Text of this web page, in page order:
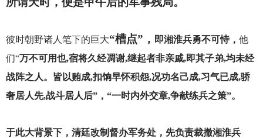
彼时朝野诸人笔下的巨大“槽点”， 即湘淮兵勇不可恃， 他
们“万不可用也,宿将久经凋谢,继起者非亲戚,即其子弟,均未经
战阵之人。皆以贿成,扣饷早怀积怨,况功名己成,习气已成,骄
奢居人先,战斗居人后”，“一时内外交章,争献练兵之策”。
于此大背景下，清廷改制督办军务处，先负责裁撤湘淮兵